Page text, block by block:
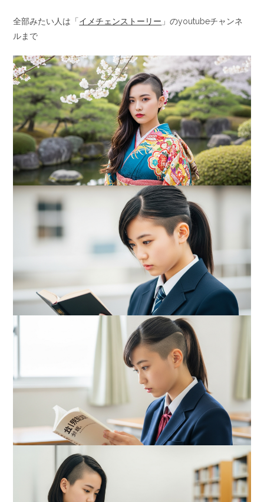
全部みたい人は「 イメチェンストーリー 」のyoutubeチャンネ
ルまで